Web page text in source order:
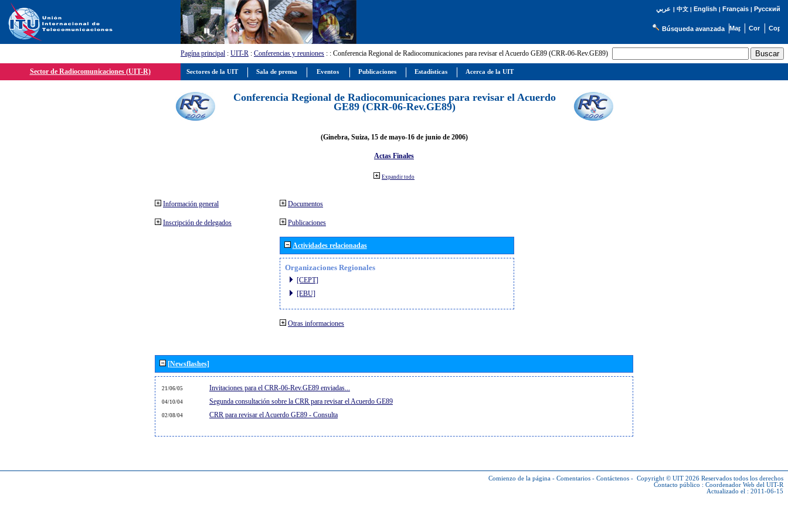
عربي | 中文| English | Français| Русский
Búsqueda avanzada
Pagína principal : UIT-R : Conferencias y reuniones : : Conferencia Regional de Radiocomunicaciones para revisar el Acuerdo GE89 (CRR-06-Rev.GE89)
Sector de Radiocomunicaciones (UIT-R)
Conferencia Regional de Radiocomunicaciones para revisar el Acuerdo
GE89 (CRR-06-Rev.GE89)
(Ginebra, Suiza, 15 de mayo-16 de junio de 2006)
Actas Finales
Expandir todo
Información general
Inscripción de delegados
Documentos
Publicaciones
Actividades relacionadas
Organizaciones Regionales
[CEPT]
[EBU]
Otras informaciones
[Newsflashes]
21/06/05 Invitaciones para el CRR-06-Rev.GE89 enviadas...
04/10/04 Segunda consultación sobre la CRR para revisar el Acuerdo GE89
02/08/04 CRR para revisar el Acuerdo GE89 - Consulta
Comienzo de la página - Comentarios - Contáctenos - Copyright © UIT 2026 Reservados todos los derechos
Contacto público : Coordenador Web del UIT-R
Actualizado el : 2011-06-15
Sectores de la UIT Sala de prensa Eventos Publicaciones Estadísticas Acerca de la UIT